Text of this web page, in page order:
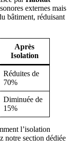
externes mais
bâtiment, réduisant
Après
Isolation
Réduites de
70%
Diminuée de
15%
l’isolation
notre section dédiée